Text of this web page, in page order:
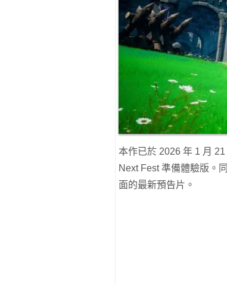
本作已於 2026 年 1 月
Next Fest 準備體驗版。
面的最新預告片。